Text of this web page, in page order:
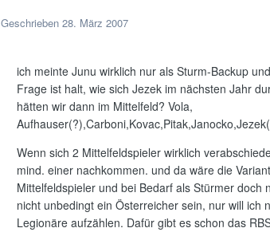
Geschrieben 28. März 2007
ich meinte Junu wirklich nur als Sturm-Backup
Frage ist halt, wie sich Jezek im nächsten Jahr
hätten wir dann im Mittelfeld? Vola,
Wenn sich 2 Mittelfeldspieler wirklich
mind. einer nachkommen. und da wäre die
Mittelfeldspieler und bei Bedarf als Stürmer doch
nicht unbedingt ein Österreicher sein, nur will ich
Legionäre aufzählen. Dafür gibt es schon das